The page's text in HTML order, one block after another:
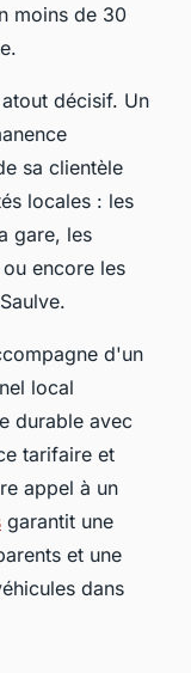
moins de 30
décisif. Un
sa clientèle
locales : les
gare, les
encore les
d'un
local
durable avec
tarifaire et
appel à un
garantit une
et une
dans